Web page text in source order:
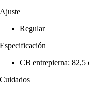
Ajuste
Regular
Especificación
CB entrepierna: 82,5
Cuidados